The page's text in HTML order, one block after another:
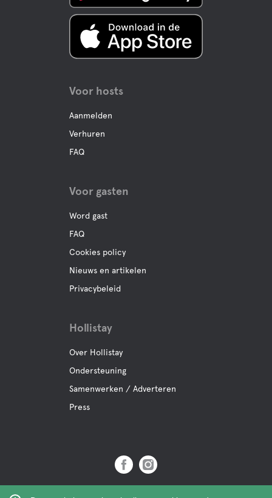
Voor hosts
Aanmelden
Verhuren
FAQ
Voor gasten
Word gast
FAQ
Cookies policy
Nieuws en artikelen
Privacybeleid
Hollistay
Over Hollistay
Ondersteuning
Samenwerken / Adverteren
Press